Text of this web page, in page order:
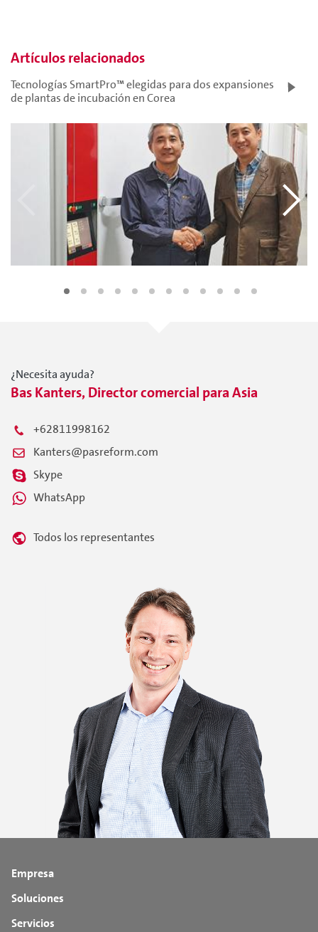
Artículos relacionados
Tecnologías SmartPro™ elegidas para dos expansiones
de plantas de incubación en Corea
¿Necesita ayuda?
Bas Kanters, Director comercial para Asia
+62811998162
Kanters@pasreform.com
Skype
WhatsApp
Todos los representantes
Empresa
Soluciones
Servicios